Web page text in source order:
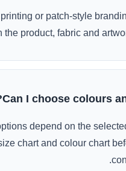
or patch-style
the product, fabric and
Can I choose colours
depend on the
chart and colour chart